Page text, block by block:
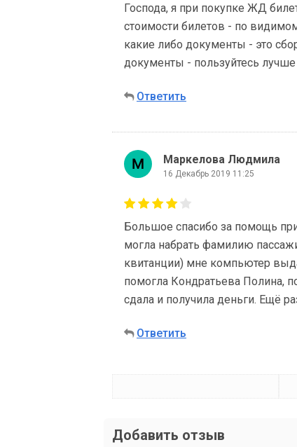
Господа, я при покупке ЖД
стоимости билетов - по
какие либо документы - это
документы - пользуйтесь лучше
Ответить
Маркелова Людмила
16 Декабрь 2019 11:25
Большое спасибо за помощь
могла набрать фамилию
квитанции) мне компьютер
помогла Кондратьева Полина,
сдала и получила деньги. Ещё
Ответить
Добавить отзыв